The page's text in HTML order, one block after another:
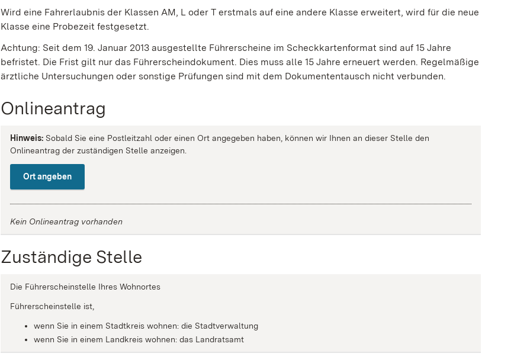
Wird eine Fahrerlaubnis der Klassen AM, L oder T erstmals auf eine andere Klasse erweitert, wird für die neue
Klasse eine Probezeit festgesetzt.
Achtung: Seit dem 19. Januar 2013 ausgestellte Führerscheine im Scheckkartenformat sind auf 15 Jahre
befristet. Die Frist gilt nur das Führerscheindokument. Dies muss alle 15 Jahre erneuert werden. Regelmäßige
ärztliche Untersuchungen oder sonstige Prüfungen sind mit dem Dokumententausch nicht verbunden.
Onlineantrag
Hinweis: Sobald Sie eine Postleitzahl oder einen Ort angegeben haben, können wir Ihnen an dieser Stelle den
Onlineantrag der zuständigen Stelle anzeigen.
Ort angeben
Kein Onlineantrag vorhanden
Zuständige Stelle
Die Führerscheinstelle Ihres Wohnortes
Führerscheinstelle ist,
wenn Sie in einem Stadtkreis wohnen: die Stadtverwaltung
wenn Sie in einem Landkreis wohnen: das Landratsamt